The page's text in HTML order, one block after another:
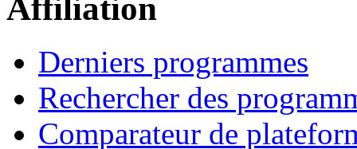
Affiliation
Derniers programmes
Rechercher des
Comparateur de